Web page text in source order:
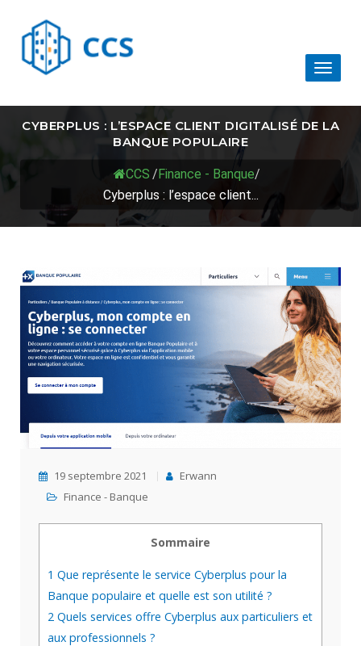
Toggle
CYBERPLUS : L’ESPACE CLIENT DIGITALISÉ DE LA
BANQUE POPULAIRE
CCS /Finance - Banque/
Cyberplus : l’espace client...
19 septembre 2021
Erwann
Finance - Banque
Sommaire
1 Que représente le service Cyberplus pour la
Banque populaire et quelle est son utilité ?
2 Quels services offre Cyberplus aux particuliers et
aux professionnels ?